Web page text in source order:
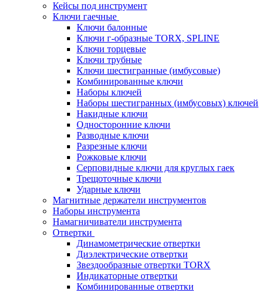
Кейсы под инструмент
Ключи гаечные
Ключи балонные
Ключи г-образные TORX, SPLINE
Ключи торцевые
Ключи трубные
Ключи шестигранные (имбусовые)
Комбинированные ключи
Наборы ключей
Наборы шестигранных (имбусовых) ключей
Накидные ключи
Односторонние ключи
Разводные ключи
Разрезные ключи
Рожковые ключи
Серповидные ключи для круглых гаек
Трещоточные ключи
Ударные ключи
Магнитные держатели инструментов
Наборы инструмента
Намагничиватели инструмента
Отвертки
Динамометрические отвертки
Диэлектрические отвертки
Звездообразные отвертки TORX
Индикаторные отвертки
Комбинированные отвертки